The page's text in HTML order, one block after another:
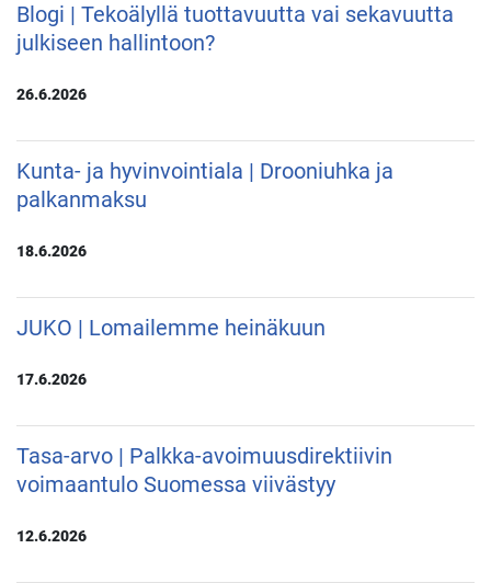
Blogi | Tekoälyllä tuottavuutta vai sekavuutta
julkiseen hallintoon?
26.6.2026
Kunta- ja hyvinvointiala | Drooniuhka ja
palkanmaksu
18.6.2026
JUKO | Lomailemme heinäkuun
17.6.2026
Tasa-arvo | Palkka-avoimuusdirektiivin
voimaantulo Suomessa viivästyy
12.6.2026